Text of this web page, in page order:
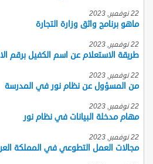
22 نوفمبر, 2023
ماهو برنامج واثق وزارة التجارة
22 نوفمبر, 2023
طريقة الاستعلام عن اسم الكفيل برقم
22 نوفمبر, 2023
من المسؤول عن نظام نور في المدرسة
22 نوفمبر, 2023
مهام مدخلة البيانات في نظام نور
22 نوفمبر, 2023
مجالات العمل التطوعي في المملكة